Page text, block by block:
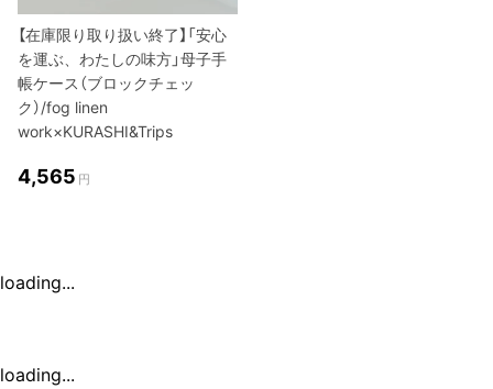
【在庫限り取り扱い終了】「安心
を運ぶ、わたしの味方」母子手
帳ケース（ブロックチェッ
ク）/fog linen
work×KURASHI&Trips
4,565 円
loading...
loading...